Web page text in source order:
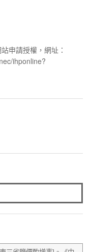
申請授權，網址：
ihponline?